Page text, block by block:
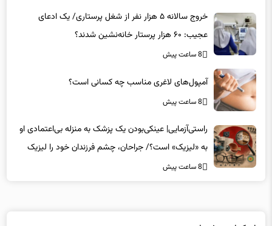
عجیب: ۶۰ هزار پرستار خانه‌نشین شدند؟
8 ساعت پیش
8 ساعت پیش
به «لیزیک» است؟/ جراحان، چشم فرزندان خود را لیزیک
می‌کنند؟
8 ساعت پیش